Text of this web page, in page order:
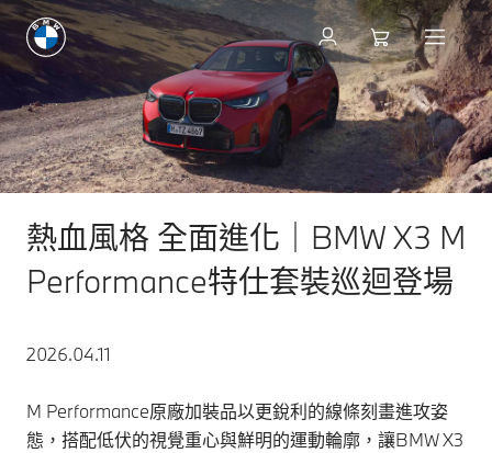
熱血風格 全面進化｜BMW X3 M
Performance特仕套裝巡迴登場
2026.04.11
M Performance原廠加裝品以更銳利的線條刻畫進攻姿
態，搭配低伏的視覺重心與鮮明的運動輪廓，讓BMW X3